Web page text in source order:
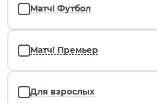
Матч! Футбол
Матч! Премьер
Для взрослых